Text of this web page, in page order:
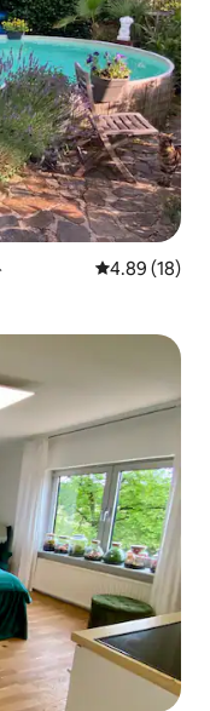
レビュー18
4.89 (18)